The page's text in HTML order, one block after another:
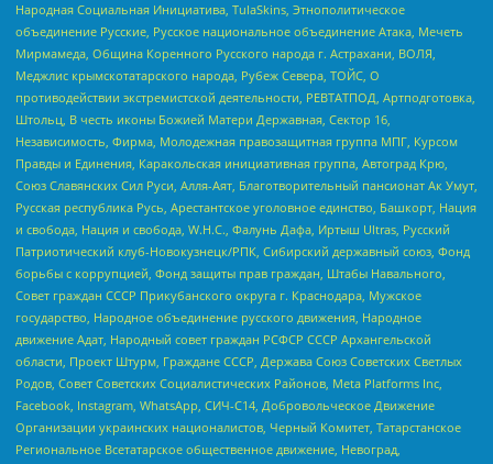
Народная Социальная Инициатива, TulaSkins, Этнополитическое
объединение Русские, Русское национальное объединение Атака, Мечеть
Мирмамеда, Община Коренного Русского народа г. Астрахани, ВОЛЯ,
Меджлис крымскотатарского народа, Рубеж Севера, ТОЙС, О
противодействии экстремистской деятельности, РЕВТАТПОД, Артподготовка,
Штольц, В честь иконы Божией Матери Державная, Сектор 16,
Независимость, Фирма, Молодежная правозащитная группа МПГ, Курсом
Правды и Единения, Каракольская инициативная группа, Автоград Крю,
Союз Славянских Сил Руси, Алля-Аят, Благотворительный пансионат Ак Умут,
Русская республика Русь, Арестантское уголовное единство, Башкорт, Нация
и свобода, Нация и свобода, W.H.С., Фалунь Дафа, Иртыш Ultras, Русский
Патриотический клуб-Новокузнецк/РПК, Сибирский державный союз, Фонд
борьбы с коррупцией, Фонд защиты прав граждан, Штабы Навального,
Совет граждан СССР Прикубанского округа г. Краснодара, Мужское
государство, Народное объединение русского движения, Народное
движение Адат, Народный совет граждан РСФСР СССР Архангельской
области, Проект Штурм, Граждане СССР, Держава Союз Советских Светлых
Родов, Совет Советских Социалистических Районов, Meta Platforms Inc,
Facebook, Instagram, WhatsApp, СИЧ-С14, Добровольческое Движение
Организации украинских националистов, Черный Комитет, Татарстанское
Региональное Всетатарское общественное движение, Невоград,